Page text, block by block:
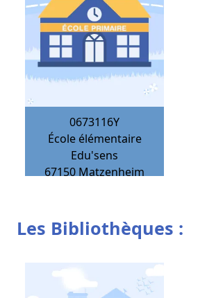
0673116Y
École élémentaire
Edu'sens
67150 Matzenheim
Les Bibliothèques :